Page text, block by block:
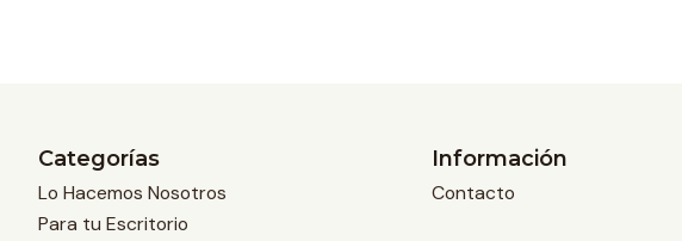
Categorías
Lo Hacemos Nosotros
Para tu Escritorio
Información
Contacto